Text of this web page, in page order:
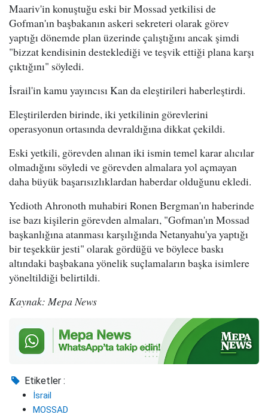
Maariv'in konuştuğu eski bir Mossad yetkilisi de
Gofman'ın başbakanın askeri sekreteri olarak görev
yaptığı dönemde plan üzerinde çalıştığını ancak şimdi
"bizzat kendisinin desteklediği ve teşvik ettiği plana karşı
çıktığını" söyledi.
İsrail'in kamu yayıncısı Kan da eleştirileri haberleştirdi.
Eleştirilerden birinde, iki yetkilinin görevlerini
operasyonun ortasında devraldığına dikkat çekildi.
Eski yetkili, görevden alınan iki ismin temel karar alıcılar
olmadığını söyledi ve görevden almalara yol açmayan
daha büyük başarısızlıklardan haberdar olduğunu ekledi.
Yedioth Ahronoth muhabiri Ronen Bergman'ın haberinde
ise bazı kişilerin görevden almaları, "Gofman'ın Mossad
başkanlığına atanması karşılığında Netanyahu'ya yaptığı
bir teşekkür jesti" olarak gördüğü ve böylece baskı
altındaki başbakana yönelik suçlamaların başka isimlere
yöneltildiği belirtildi.
Kaynak: Mepa News
Etiketler :
İsrail
MOSSAD